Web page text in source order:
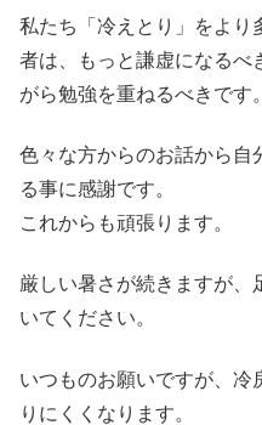
私たち「冷えとり」をより
者は、もっと謙虚になるべ
がら勉強を重ねるべきです
色々な方からのお話から自
る事に感謝です。
これからも頑張ります。
厳しい暑さが続きますが、
いてください。
いつものお願いですが、冷
りにくくなります。